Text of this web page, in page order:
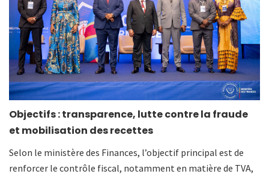
Objectifs : transparence, lutte contre la fraude
et mobilisation des recettes
Selon le ministère des Finances, l’objectif principal est de
renforcer le contrôle fiscal, notamment en matière de TVA,